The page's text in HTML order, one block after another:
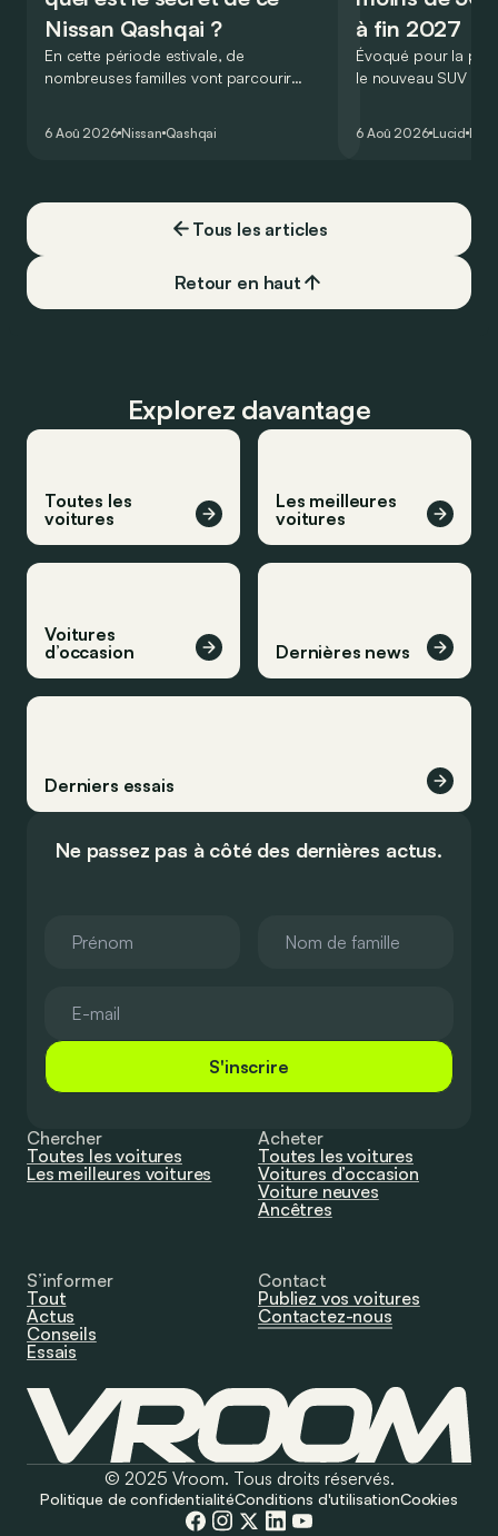
Nissan Qashqai ?
En cette période estivale, de
nombreuses familles vont parcourir
Qashqai e-Power, il serait possible de
6 Aoû 2026 Nissan Qashqai
à fin 2027
Évoqué pour la
le nouveau SUV
l’année 2026.
6 Aoû 2026 Lucid
Tous les articles
Retour en haut
Explorez davantage
Toutes les
voitures
Les meilleures
voitures
Voitures
d’occasion
Dernières news
Derniers essais
Ne passez pas à côté des dernières actus.
S'inscrire
Chercher
Toutes les voitures
Les meilleures voitures
Acheter
Toutes les voitures
Voitures d’occasion
Voiture neuves
Ancêtres
S’informer
Tout
Actus
Conseils
Essais
Contact
Publiez vos voitures
Contactez-nous
© 2025 Vroom. Tous droits réservés.
Politique de confidentialitéConditions d'utilisationCookies